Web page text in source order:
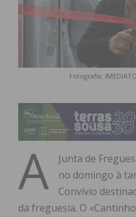
Fotografia:
A
Junta de
no domingo à
Convívio
da freguesia. O